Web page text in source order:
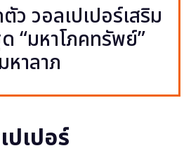
ว วอลเปเปอร์เสริม
“มหาโภคทรัพย์”
หาลาภ
ปเปอร์